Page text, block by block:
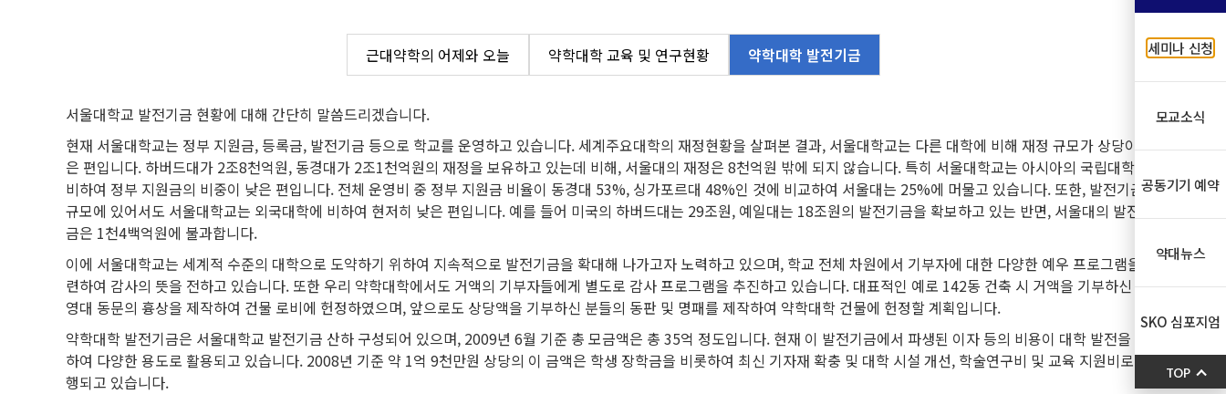
근대약학의 어제와 오늘 약학대학 교육 및 연구현황 약학대학 발전기금
서울대학교 발전기금 현황에 대해 간단히 말씀드리겠습니다.
현재 서울대학교는 정부 지원금, 등록금, 발전기금 등으로 학교를 운영하고 있습니다. 세계주요대학의 재정현황을 살펴본 결과, 서울대학교는 다른 대학에 비해 재정 규모가 상당이 낮
은 편입니다. 하버드대가 2조8천억원, 동경대가 2조1천억원의 재정을 보유하고 있는데 비해, 서울대의 재정은 8천억원 밖에 되지 않습니다. 특히 서울대학교는 아시아의 국립대학에
비하여 정부 지원금의 비중이 낮은 편입니다. 전체 운영비 중 정부 지원금 비율이 동경대 53%, 싱가포르대 48%인 것에 비교하여 서울대는 25%에 머물고 있습니다. 또한, 발전기금
규모에 있어서도 서울대학교는 외국대학에 비하여 현저히 낮은 편입니다. 예를 들어 미국의 하버드대는 29조원, 예일대는 18조원의 발전기금을 확보하고 있는 반면, 서울대의 발전기
금은 1천4백억원에 불과합니다.
이에 서울대학교는 세계적 수준의 대학으로 도약하기 위하여 지속적으로 발전기금을 확대해 나가고자 노력하고 있으며, 학교 전체 차원에서 기부자에 대한 다양한 예우 프로그램을 마
련하여 감사의 뜻을 전하고 있습니다. 또한 우리 약학대학에서도 거액의 기부자들에게 별도로 감사 프로그램을 추진하고 있습니다. 대표적인 예로 142동 건축 시 거액을 기부하신 권
영대 동문의 흉상을 제작하여 건물 로비에 헌정하였으며, 앞으로도 상당액을 기부하신 분들의 동판 및 명패를 제작하여 약학대학 건물에 헌정할 계획입니다.
약학대학 발전기금은 서울대학교 발전기금 산하 구성되어 있으며, 2009년 6월 기준 총 모금액은 총 35억 정도입니다. 현재 이 발전기금에서 파생된 이자 등의 비용이 대학 발전을 위
하여 다양한 용도로 활용되고 있습니다. 2008년 기준 약 1억 9천만원 상당의 이 금액은 학생 장학금을 비롯하여 최신 기자재 확충 및 대학 시설 개선, 학술연구비 및 교육 지원비로 집
행되고 있습니다.
세미나 신청
모교소식
공동기기 예약
약대뉴스
SKO 심포지엄
TOP